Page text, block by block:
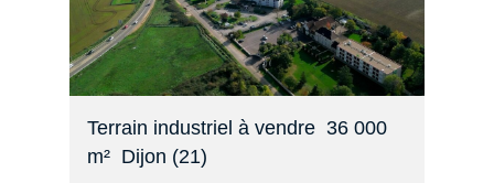
Terrain industriel à vendre  36 000
m²  Dijon (21)